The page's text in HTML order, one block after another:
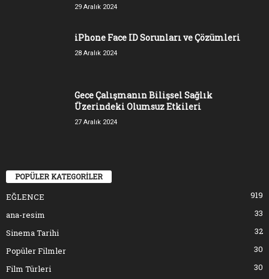
29 Aralık 2024
iPhone Face ID Sorunları ve Çözümleri
28 Aralık 2024
Gece Çalışmanın Bilişsel Sağlık
Üzerindeki Olumsuz Etkileri
27 Aralık 2024
POPÜLER KATEGORİLER
EĞLENCE
919
ana-resim
33
Sinema Tarihi
32
Popüler Filmler
30
Film Türleri
30